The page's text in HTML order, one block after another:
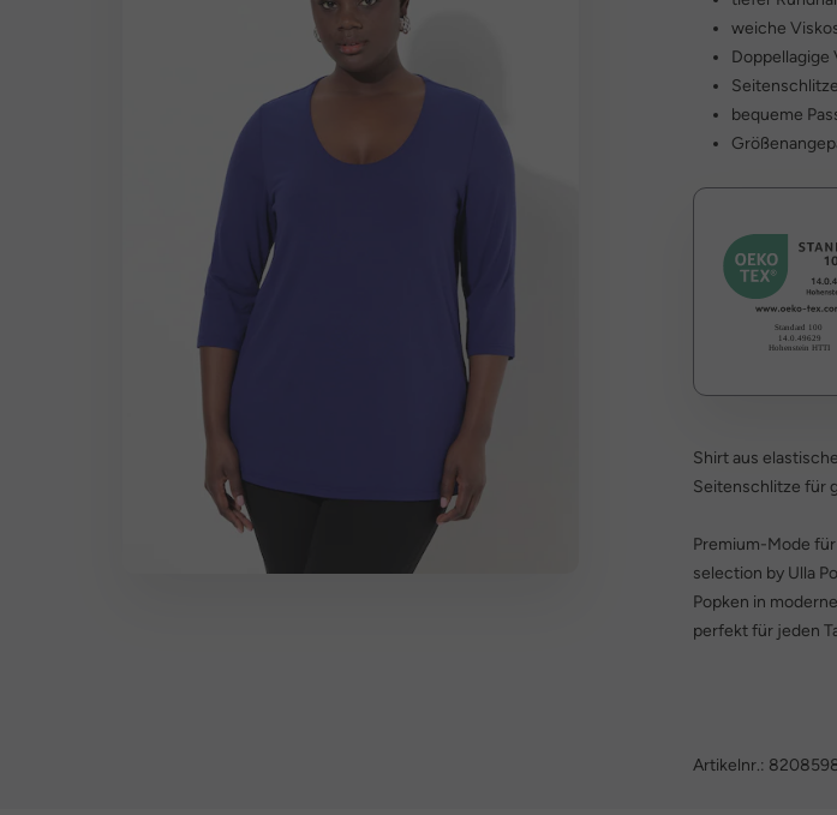
weiche
Doppellagige
bequeme
Shirt aus
Seitenschlitze für
Premium-Mode
selection by Ulla
Popken in
perfekt für jeden
Artikelnr.: